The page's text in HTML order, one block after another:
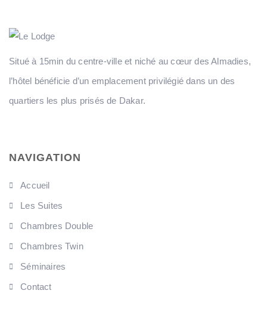
Situé à 15min du centre-ville et niché au cœur des Almadies,
l’hôtel bénéficie d’un emplacement privilégié dans un des
quartiers les plus prisés de Dakar.
NAVIGATION
Accueil
Les Suites
Chambres Double
Chambres Twin
Séminaires
Contact